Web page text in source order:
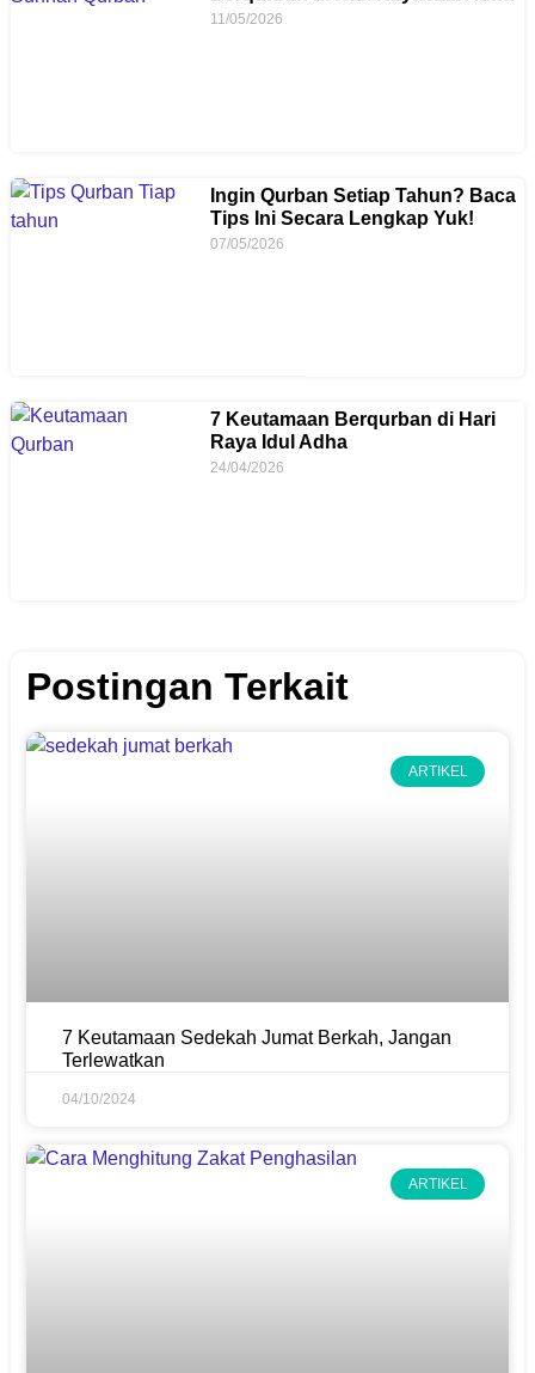
11/05/2026
Ingin Qurban Setiap Tahun? Baca
Tips Ini Secara Lengkap Yuk!
07/05/2026
7 Keutamaan Berqurban di Hari
Raya Idul Adha
24/04/2026
Postingan Terkait
ARTIKEL
7 Keutamaan Sedekah Jumat Berkah, Jangan
Terlewatkan
04/10/2024
ARTIKEL